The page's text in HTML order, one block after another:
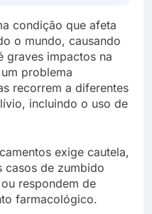
condição que afeta
o mundo, causando
graves impactos na
problema
recorrem a diferentes
incluindo o uso de
exige cautela,
casos de zumbido
respondem de
farmacológico.